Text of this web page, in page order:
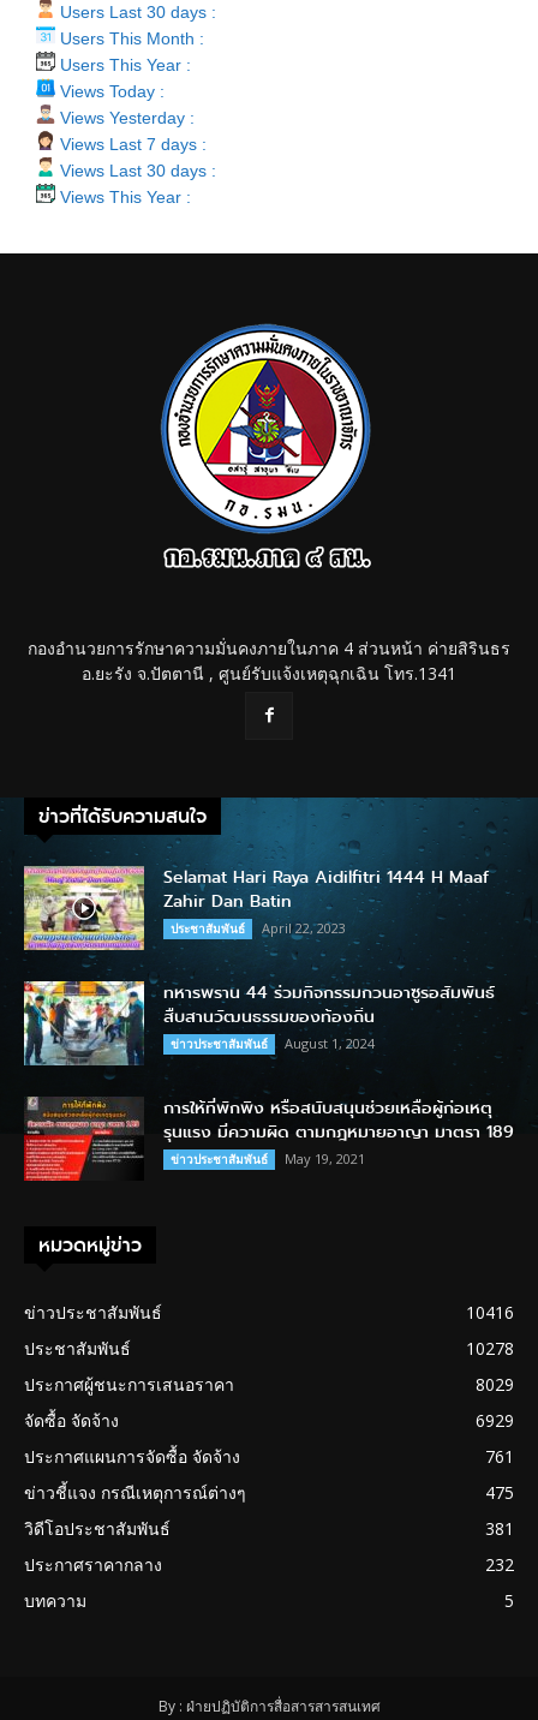
Users Last 30 days :
Users This Month :
Users This Year :
Views Today :
Views Yesterday :
Views Last 7 days :
Views Last 30 days :
Views This Year :
กองอำนวยการรักษาความมั่นคงภายในภาค 4 ส่วนหน้า ค่ายสิรินธร
อ.ยะรัง จ.ปัตตานี , ศูนย์รับแจ้งเหตุฉุกเฉิน โทร.1341
ข่าวที่ได้รับความสนใจ
Selamat Hari Raya Aidilfitri 1444 H Maaf
Zahir Dan Batin
ประชาสัมพันธ์ April 22, 2023
ทหารพราน 44 ร่วมกิจกรรมกวนอาซูรอสัมพันธ์
สืบสานวัฒนธรรมของท้องถิ่น
ข่าวประชาสัมพันธ์ August 1, 2024
การให้ที่พักพิง หรือสนับสนุนช่วยเหลือผู้ก่อเหตุ
รุนแรง มีความผิด ตามกฎหมายอาญา มาตรา 189
ข่าวประชาสัมพันธ์ May 19, 2021
หมวดหมู่ข่าว
ข่าวประชาสัมพันธ์
10416
ประชาสัมพันธ์
10278
ประกาศผู้ชนะการเสนอราคา
8029
จัดซื้อ จัดจ้าง
6929
ประกาศแผนการจัดซื้อ จัดจ้าง
761
ข่าวชี้แจง กรณีเหตุการณ์ต่างๆ
475
วิดีโอประชาสัมพันธ์
381
ประกาศราคากลาง
232
บทความ
5
By : ฝ่ายปฏิบัติการสื่อสารสารสนเทศ